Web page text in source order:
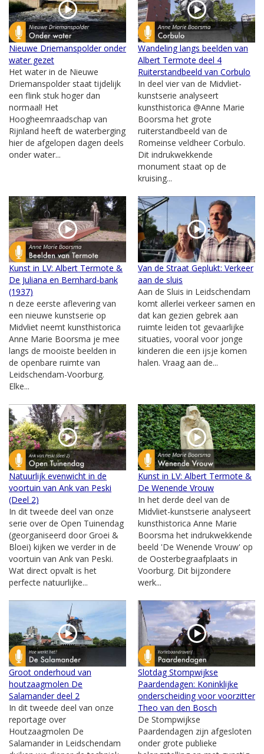
Nieuwe Driemanspolder onder
water gezet
Het water in de Nieuwe
Driemanspolder staat tijdelijk
een flink stuk hoger dan
normaal! Het
Hoogheemraadschap van
Rijnland heeft de waterberging
hier de afgelopen dagen deels
onder water...
Wandeling langs beelden van
Albert Termote deel 4
Ruiterstandbeeld van Corbulo
In deel vier van de Midvliet-
kunstserie analyseert
kunsthistorica @Anne Marie
Boorsma het grote
ruiterstandbeeld van de
Romeinse veldheer Corbulo.
Dit indrukwekkende
monument staat op de
kruising...
Kunst in LV: Albert Termote &
De Juliana en Bernhard-bank
(1937)
n deze eerste aflevering van
een nieuwe kunstserie op
Midvliet neemt kunsthistorica
Anne Marie Boorsma je mee
langs de mooiste beelden in
de openbare ruimte van
Leidschendam-Voorburg.
Elke...
Van de Straat Geplukt: Verkeer
aan de sluis
Aan de Sluis in Leidschendam
komt allerlei verkeer samen en
dat kan gezien gebrek aan
ruimte leiden tot gevaarlijke
situaties, vooral voor jonge
kinderen die een ijsje komen
halen. Vraag aan de...
Natuurlijk evenwicht in de
voortuin van Ank van Peski
(Deel 2)
In dit tweede deel van onze
serie over de Open Tuinendag
(georganiseerd door Groei &
Bloei) kijken we verder in de
voortuin van Ank van Peski.
Wat direct opvalt is het
perfecte natuurlijke...
Kunst in LV: Albert Termote &
De Wenende Vrouw
In het derde deel van de
Midvliet-kunstserie analyseert
kunsthistorica Anne Marie
Boorsma het indrukwekkende
beeld 'De Wenende Vrouw' op
de Oosterbegraafplaats in
Voorburg. Dit bijzondere
werk...
Groot onderhoud van
houtzaagmolen De
Salamander deel 2
In dit tweede deel van onze
reportage over
Houtzaagmolen De
Salamander in Leidschendam
Slotdag Stompwijkse
Paardendagen: Koninklijke
onderscheiding voor voorzitter
Theo van den Bosch
De Stompwijkse
Paardendagen zijn afgesloten
onder grote publieke